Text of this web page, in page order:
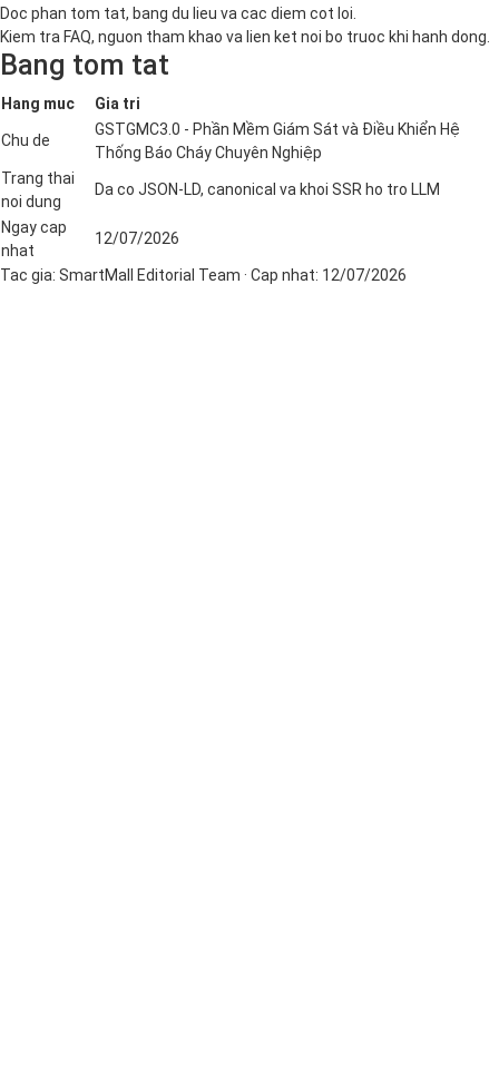
Doc phan tom tat, bang du lieu va cac diem cot loi.
Kiem tra FAQ, nguon tham khao va lien ket noi bo truoc khi hanh dong.
Bang tom tat
Hang muc Gia tri
Chu de
GSTGMC3.0 - Phần Mềm Giám Sát và Điều Khiển Hệ
Thống Báo Cháy Chuyên Nghiệp
Trang thai
noi dung
Da co JSON-LD, canonical va khoi SSR ho tro LLM
Ngay cap
nhat
12/07/2026
Tac gia: SmartMall Editorial Team · Cap nhat: 12/07/2026